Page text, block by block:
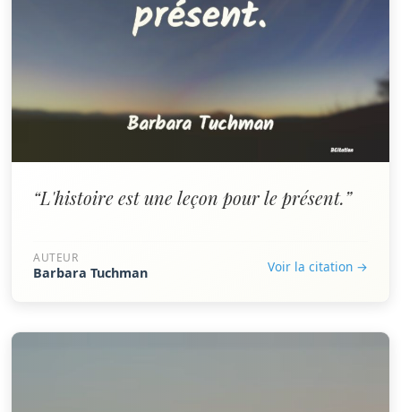
“L'histoire est une leçon pour le présent.”
AUTEUR
Barbara Tuchman Voir la citation →